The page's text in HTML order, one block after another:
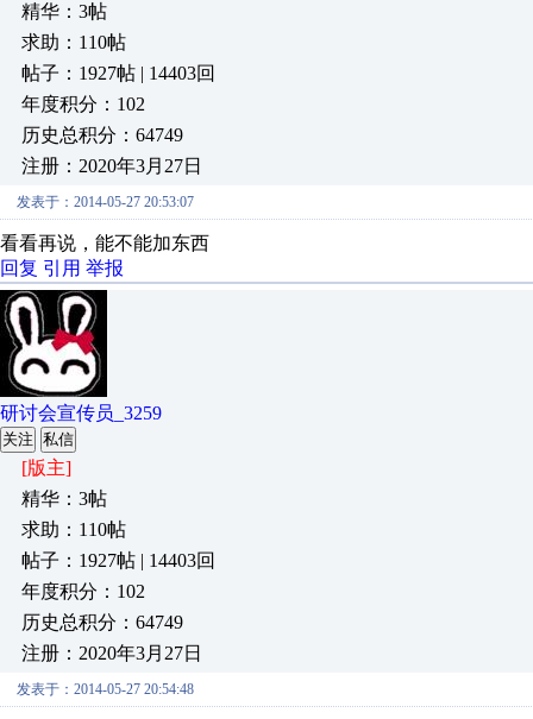
精华：3帖
求助：110帖
帖子：1927帖 | 14403回
年度积分：102
历史总积分：64749
注册：2020年3月27日
发表于：2014-05-27 20:53:07
看看再说，能不能加东西
回复 引用 举报
研讨会宣传员_3259
关注 私信
[版主]
精华：3帖
求助：110帖
帖子：1927帖 | 14403回
年度积分：102
历史总积分：64749
注册：2020年3月27日
发表于：2014-05-27 20:54:48